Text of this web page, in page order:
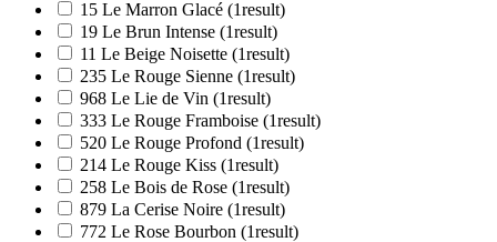
15 Le Marron Glacé (1result)
19 Le Brun Intense (1result)
11 Le Beige Noisette (1result)
235 Le Rouge Sienne (1result)
968 Le Lie de Vin (1result)
333 Le Rouge Framboise (1result)
520 Le Rouge Profond (1result)
214 Le Rouge Kiss (1result)
258 Le Bois de Rose (1result)
879 La Cerise Noire (1result)
772 Le Rose Bourbon (1result)